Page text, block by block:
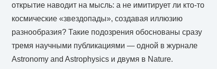
открытие наводит на мысль: а не имитирует ли кто-то
космические «звездопады», создавая иллюзию
разнообразия? Такие подозрения обоснованы сразу
тремя научными публикациями — одной в журнале
Astronomy and Astrophysics и двумя в Nature.